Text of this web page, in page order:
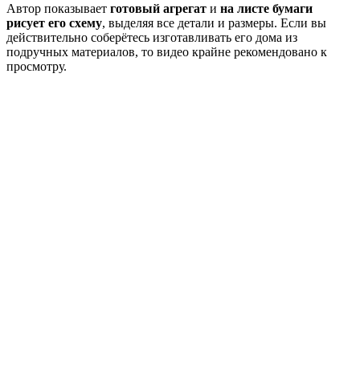
Автор показывает готовый агрегат и на листе бумаги
рисует его схему, выделяя все детали и размеры. Если вы
действительно соберётесь изготавливать его дома из
подручных материалов, то видео крайне рекомендовано к
просмотру.